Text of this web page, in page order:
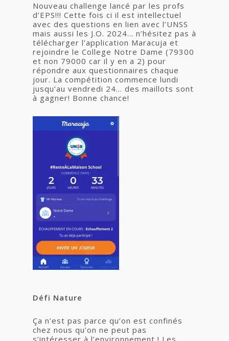
Nouveau challenge lancé par les profs
d’EPS!!! Cette fois ci il est intellectuel
avec des questions en lien avec l’UNSS
mais aussi les J.O. 2024… n’hésitez pas à
télécharger l’application Maracuja et
rejoindre le College Notre Dame (79300
et non 79000 car il y en a 2) pour
répondre aux questionnaires chaque
jour. La compétition commence lundi
jusqu’au vendredi 24… des maillots sont
à gagner! Bonne chance!
Défi Nature
Ça n’est pas parce qu’on est confinés
chez nous qu’on ne peut pas
s’intéresser à l’environnement ! Les